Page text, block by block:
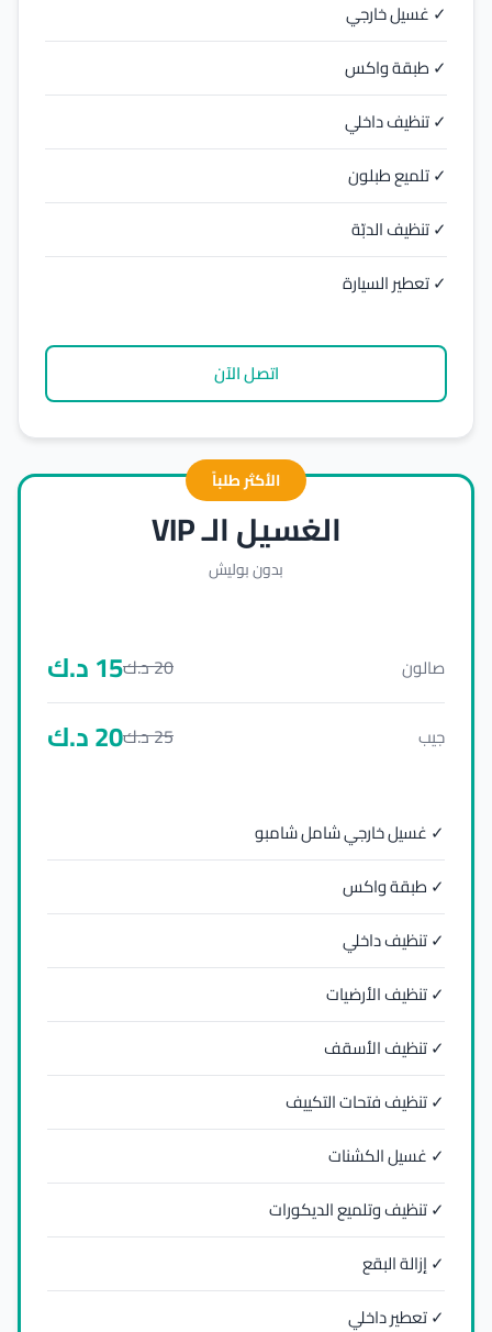
✓ غسيل خارجي
✓ طبقة واكس
✓ تنظيف داخلي
✓ تلميع طبلون
✓ تنظيف الدبّة
✓ تعطير السيارة
اتصل الآن
الأكثر طلباً
الغسيل الـ VIP
بدون بوليش
صالون 20د.ك15د.ك
جيب 25د.ك20د.ك
✓ غسيل خارجي شامل شامبو
✓ طبقة واكس
✓ تنظيف داخلي
✓ تنظيف الأرضيات
✓ تنظيف الأسقف
✓ تنظيف فتحات التكييف
✓ غسيل الكشنات
✓ تنظيف وتلميع الديكورات
✓ إزالة البقع
✓ تعطير داخلي